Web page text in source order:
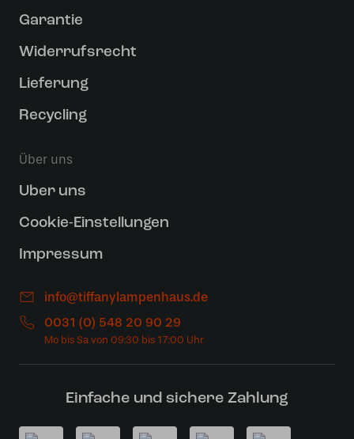
Garantie
Widerrufsrecht
Lieferung
Recycling
Über uns
Uber uns
Cookie-Einstellungen
Impressum
info@tiffanylampenhaus.de
0031 (0) 548 20 90 29
Einfache und sichere Zahlung